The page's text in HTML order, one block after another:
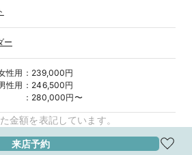
ー
性用 ： 239,000円
性用 ： 246,500円
： 280,000円〜
金額を表記しています。
来店予約